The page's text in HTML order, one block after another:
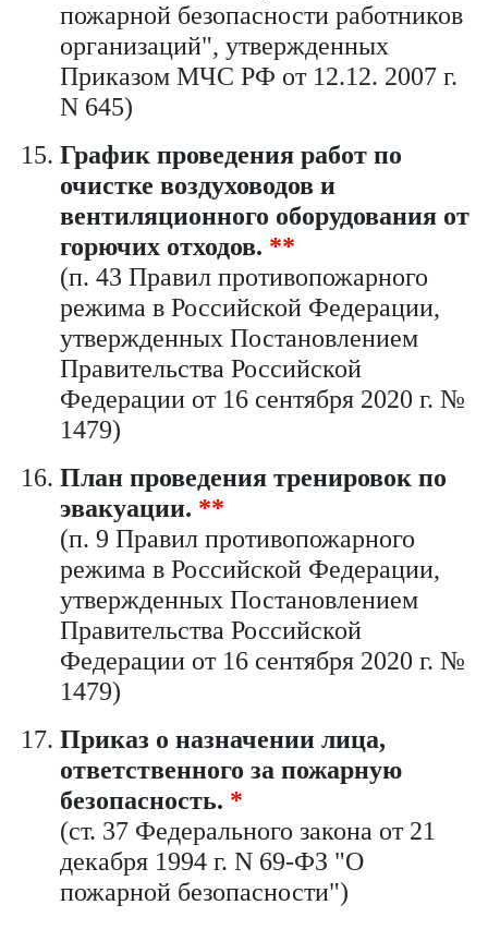
пожарной безопасности работников
организаций", утвержденных
Приказом МЧС РФ от 12.12. 2007 г.
N 645)
График проведения работ по
очистке воздуховодов и
вентиляционного оборудования от
горючих отходов. **
(п. 43 Правил противопожарного
режима в Российской Федерации,
утвержденных Постановлением
Правительства Российской
Федерации от 16 сентября 2020 г. №
1479)
План проведения тренировок по
эвакуации. **
(п. 9 Правил противопожарного
режима в Российской Федерации,
утвержденных Постановлением
Правительства Российской
Федерации от 16 сентября 2020 г. №
1479)
Приказ о назначении лица,
ответственного за пожарную
безопасность. *
(ст. 37 Федерального закона от 21
декабря 1994 г. N 69-ФЗ "О
пожарной безопасности")